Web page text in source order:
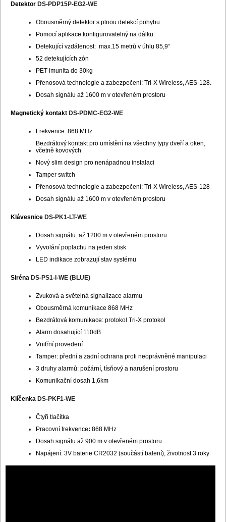
Detektor DS-PDP15P-EG2-WE
Obousměrný detektor s plnou detekcí pohybu.
Pomocí aplikace konfigurovatelný na dálku.
Detekující vzdálenost: max.15 metrů v úhlu 85,9°
52 detekujících zón
PET imunita do 30kg
Přenosová technologie a zabezpečení: Tri-X Wireless, AES-128.
Dosah signálu až 1600 m v otevřeném prostoru
Magnetický kontakt DS-PDMC-EG2-WE
Frekvence: 868 MHz
Bezdrátový kontakt pro umístění na všechny typy dveří a oken,
včetně kovových
Nový slim design pro nenápadnou instalaci
Tamper switch
Přenosová technologie a zabezpečení: Tri-X Wireless, AES-128
Dosah signálu až 1600 m v otevřeném prostoru
Klávesnice DS-PK1-LT-WE
Dosah signálu: až 1200 m v otevřeném prostoru
Vyvolání poplachu na jeden stisk
LED indikace zobrazují stav systému
Siréna DS-PS1-I-WE (BLUE)
Zvuková a světelná signalizace alarmu
Obousměrná komunikace 868 MHz
Bezdrátová komunikace: protokol Tri-X protokol
Alarm dosahující 110dB
Vnitřní provedení
Tamper: přední a zadní ochrana proti neoprávněné manipulaci
3 druhy alarmů: požární, tísňový a narušení prostoru
Komunikační dosah 1,6km
Klíčenka DS-PKF1-WE
Čtyři tlačítka
Pracovní frekvence: 868 MHz
Dosah signálu až 900 m v otevřeném prostoru
Napájení: 3V baterie CR2032 (součástí balení), životnost 3 roky